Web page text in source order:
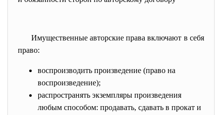
Имущественные авторские права включают в себя
право:
воспроизводить произведение (право на
воспроизведение);
распространять экземпляры произведения
любым способом: продавать, сдавать в прокат и